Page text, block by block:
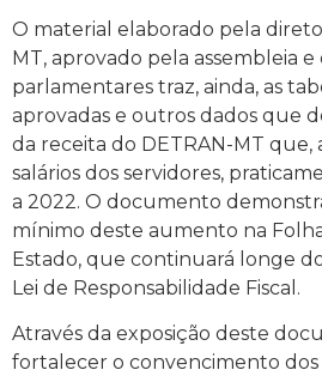
O material elaborado pela
MT, aprovado pela assembleia
parlamentares traz, ainda, as
aprovadas e outros dados que
da receita do DETRAN-MT que,
salários dos servidores,
a 2022. O documento
mínimo deste aumento na
Estado, que continuará longe
Lei de Responsabilidade Fiscal.
Através da exposição deste
fortalecer o convencimento